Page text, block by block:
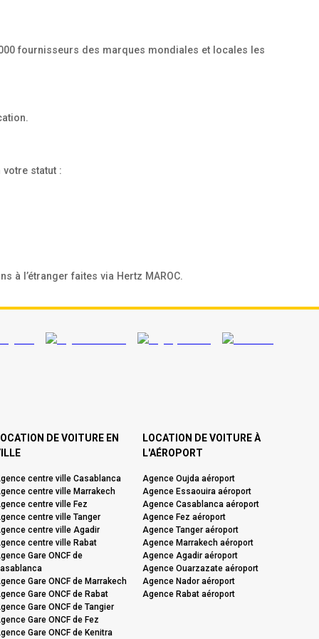
fournisseurs des marques mondiales et locales les
votre statut :
à l’étranger faites via Hertz MAROC.
DE VOITURE EN
centre ville Casablanca
centre ville Marrakech
centre ville Fez
centre ville Tanger
centre ville Agadir
centre ville Rabat
Gare ONCF de
Gare ONCF de Marrakech
Gare ONCF de Rabat
Gare ONCF de Tangier
Gare ONCF de Fez
Gare ONCF de Kenitra
LOCATION DE VOITURE À
L'AÉROPORT
Agence Oujda aéroport
Agence Essaouira aéroport
Agence Casablanca aéroport
Agence Fez aéroport
Agence Tanger aéroport
Agence Marrakech aéroport
Agence Agadir aéroport
Agence Ouarzazate aéroport
Agence Nador aéroport
Agence Rabat aéroport